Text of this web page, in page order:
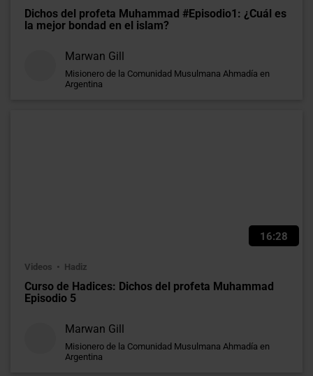
Dichos del profeta Muhammad #Episodio1: ¿Cuál es
la mejor bondad en el islam?
Marwan Gill
Misionero de la Comunidad Musulmana Ahmadía en
Argentina
16:28
Videos Hadiz
Curso de Hadices: Dichos del profeta Muhammad
Episodio 5
Marwan Gill
Misionero de la Comunidad Musulmana Ahmadía en
Argentina